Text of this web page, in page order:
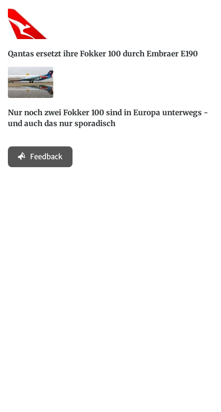
Qantas ersetzt ihre Fokker 100 durch Embraer E190
Nur noch zwei Fokker 100 sind in Europa unterwegs -
und auch das nur sporadisch
Feedback